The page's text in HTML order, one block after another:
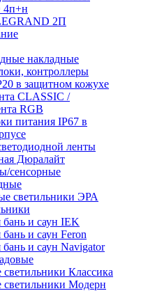
2П
накладные
контроллеры
в защитном кожухе
CLASSIC /
RGB
питания IP67 в
ленты
Дюралайт
сенсорные
светильники ЭРА
бань и саун IEK
и саун Feron
и саун Navigator
Классика
светильники Модерн